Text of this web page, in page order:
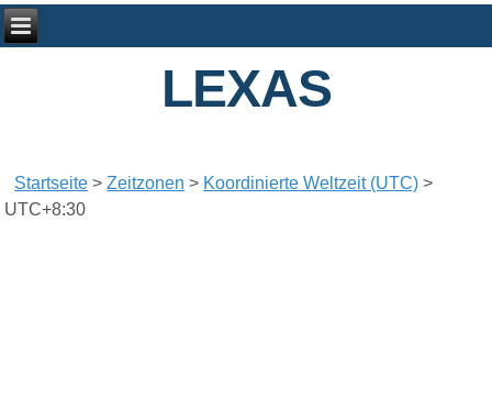
LEXAS
Startseite >Zeitzonen > Koordinierte Weltzeit (UTC) >
UTC+8:30